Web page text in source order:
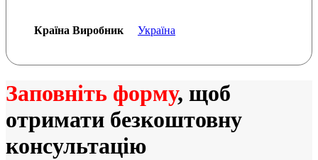
Країна Виробник Україна
Заповніть форму, щоб
отримати безкоштовну
консультацію